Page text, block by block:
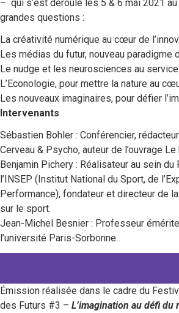
– qui s’est déroulé les 5 & 6 mai 2021
grandes questions :
La créativité numérique au cœur de
Les médias du futur, nouveau paradigme
Le nudge et les neurosciences au
L’Econologie, pour mettre la nature au
Les nouveaux imaginaires, pour défier
Intervenants
Sébastien Bohler : Conférencier,
Cerveau & Psycho, auteur de l’ouvrage Le
Benjamin Pichery : Réalisateur au sein du
l’INSEP (Institut National du Sport, de
Performance), fondateur et directeur de
sur le sport.
Jean-Michel Besnier : Professeur
l’université Paris-Sorbonne.
Émission réalisée dans le cadre du
des Futurs #3 – L’imagination au défi du